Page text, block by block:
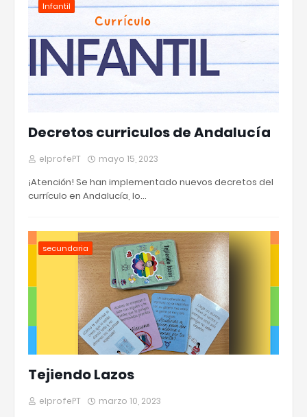
Infantil
Decretos curriculos de Andalucía
elprofePT mayo 15, 2023
¡Atención! Se han implementado nuevos decretos del
currículo en Andalucía, lo…
secundaria
Tejiendo Lazos
elprofePT marzo 10, 2023